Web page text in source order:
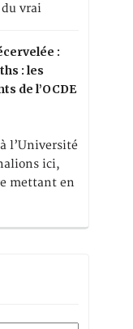
du vrai
:
: les
de l’OCDE
l’Université
ici,
mettant en